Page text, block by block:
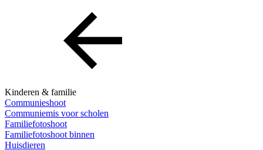
Kinderen & familie
Communieshoot
Communiemis voor scholen
Familiefotoshoot
Familiefotoshoot binnen
Huisdieren